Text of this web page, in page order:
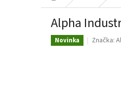
Alpha
Novinka Značka: